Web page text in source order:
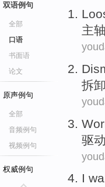
双语例句
全部
口语
书面语
论文
原声例句
全部
音频例句
视频例句
权威例句
主
拆卸
驱动
I